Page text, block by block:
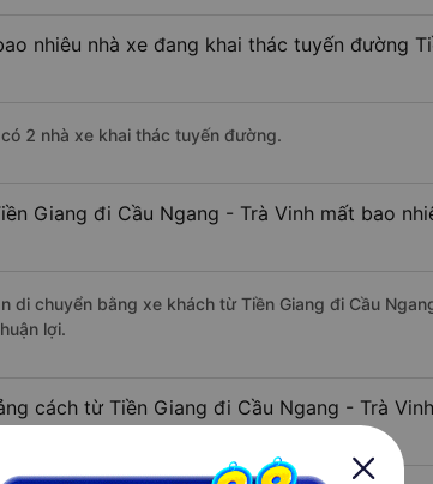
nhiêu nhà xe đang khai thác tuyến đường
2 nhà xe khai thác tuyến đường.
Giang đi Cầu Ngang - Trà Vinh mất bao
di chuyển bằng xe khách từ Tiền Giang đi Cầu
lợi.
cách từ Tiền Giang đi Cầu Ngang - Trà